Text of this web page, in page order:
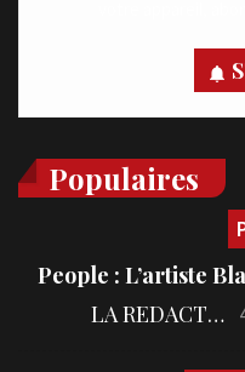
Populaires
People : L’artiste
LA REDACTION